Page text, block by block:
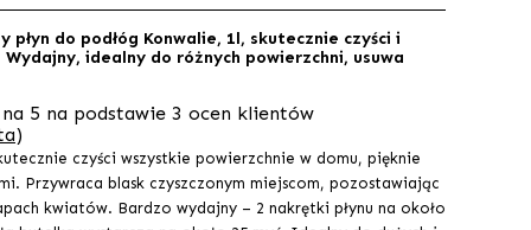
płyn do podłóg Konwalie, 1l, skutecznie czyści i
idealny do różnych powierzchni, usuwa
5 na podstawie 3 ocen klientów
czyści wszystkie powierzchnie w domu, pięknie
Przywraca blask czyszczonym miejscom, pozostawiając
kwiatów. Bardzo wydajny – 2 nakrętki płynu na około